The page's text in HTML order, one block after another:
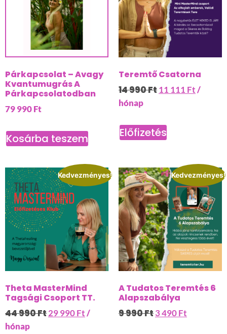
Párkapcsolat – Avagy
Kvantumugrás A
Párkapcsolatodban
79 990Ft
Kosárba teszem
Teremtő Csatorna
14 990Ft11 111 Ft/
hónap
Előfizetés
Kedvezményes!
Theta MasterMind
Tagsági Csoport TT.
44 990Ft29 990Ft/
hónap
Kedvezményes!
A Tudatos Teremtés 6
Alapszabálya
9 990Ft3 490Ft